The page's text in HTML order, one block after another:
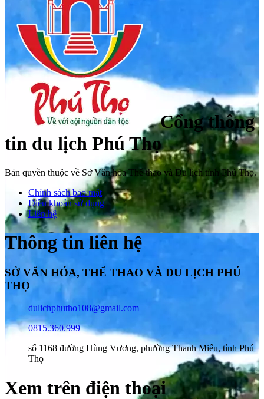
Cổng thông
tin du lịch Phú Thọ
Bản quyền thuộc về Sở Văn hóa Thể thao và Du lịch tỉnh Phú Thọ.
Chính sách bảo mật
Điều khoản sử dụng
Liên hệ
Thông tin liên hệ
SỞ VĂN HÓA, THỂ THAO VÀ DU LỊCH PHÚ
THỌ
dulichphutho108@gmail.com
0815.360.999
số 1168 đường Hùng Vương, phường Thanh Miếu, tỉnh Phú
Thọ
Xem trên điện thoại